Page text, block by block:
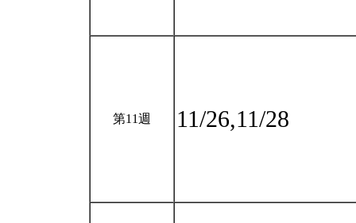
第11週 11/26,11/28